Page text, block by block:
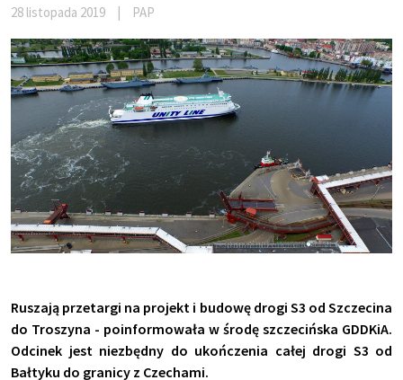
28 listopada 2019 PAP
Ruszają przetargi na projekt i budowę drogi S3 od Szczecina
do Troszyna - poinformowała w środę szczecińska GDDKiA.
Odcinek jest niezbędny do ukończenia całej drogi S3 od
Bałtyku do granicy z Czechami.